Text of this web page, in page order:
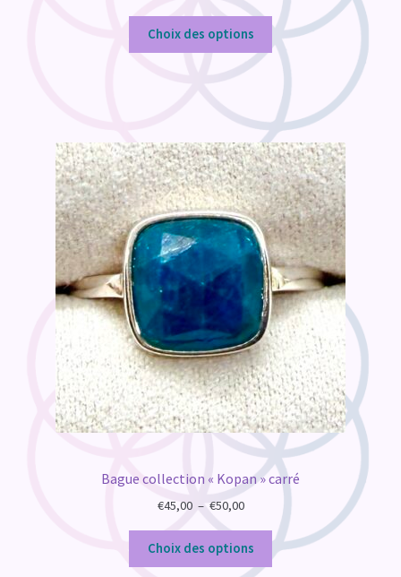
de
prix :
€30,00
à
Choix des options
Bague collection « Kopan » carré
€45,00 – €50,00Plage
prix :
€45,00
Choix des options